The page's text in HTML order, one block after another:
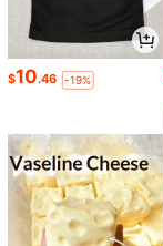
$10.46 -19%